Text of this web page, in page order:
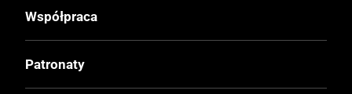
Oprawa
Twarda
Współpraca
Patronaty